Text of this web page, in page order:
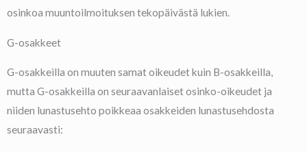
osinkoa muuntoilmoituksen tekopäivästä lukien.
G-osakkeet
G-osakkeilla on muuten samat oikeudet kuin B-osakkeilla,
mutta G-osakkeilla on seuraavanlaiset osinko-oikeudet ja
niiden lunastusehto poikkeaa osakkeiden lunastusehdosta
seuraavasti: